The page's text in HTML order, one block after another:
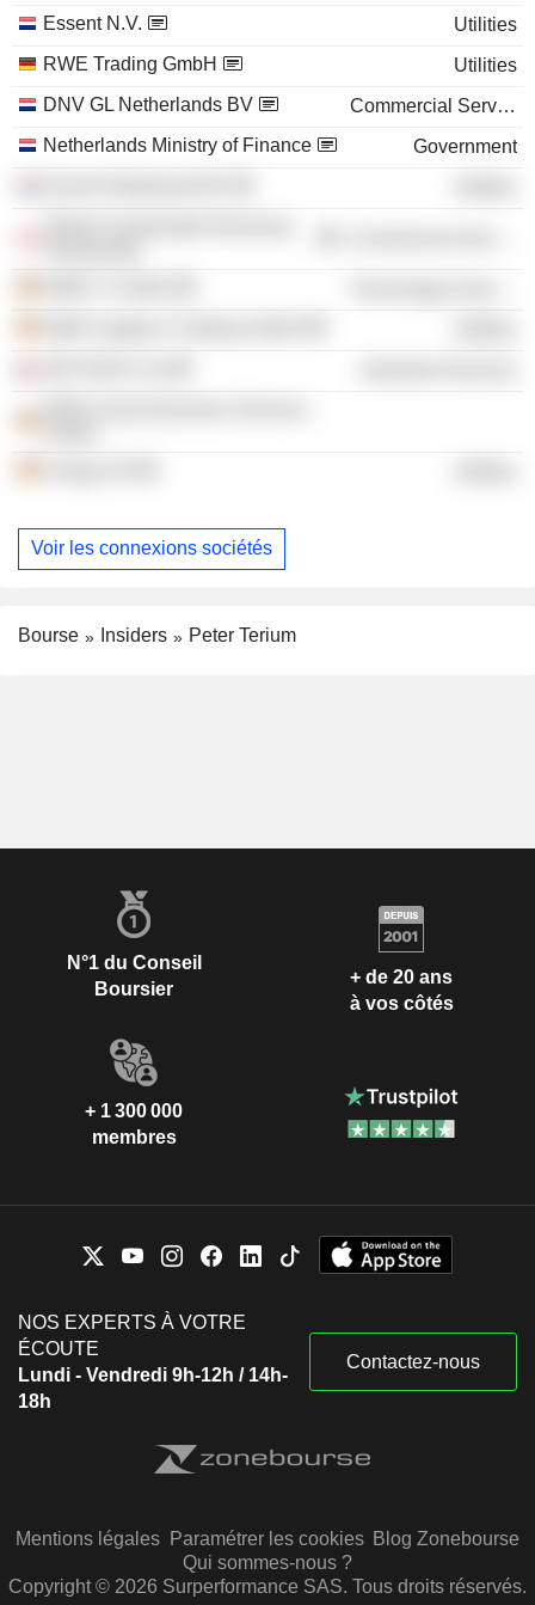
Essent N.V.
Utilities
RWE Trading GmbH
Utilities
DNV GL Netherlands BV
Commercial Services
Netherlands Ministry of Finance
Government
Voir les connexions sociétés
Bourse Insiders Peter Terium
N°1 du Conseil
Boursier
+ de 20 ans
à vos côtés
+ 1 300 000
membres
NOS EXPERTS À VOTRE
ÉCOUTE
Lundi - Vendredi 9h-12h / 14h-
18h
Contactez-nous
Mentions légales Paramétrer les cookies Blog Zonebourse
Qui sommes-nous ?
Copyright © 2026 Surperformance SAS. Tous droits réservés.